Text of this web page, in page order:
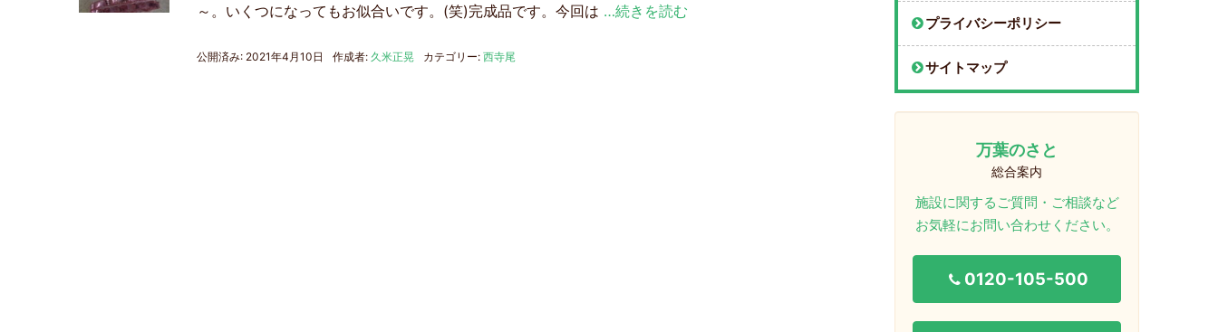
～。いくつになってもお似合いです。(笑)完成品です。今回は …続きを読む
公開済み: 2021年4月10日 作成者: 久米正晃 カテゴリー: 西寺尾
プライバシーポリシー
サイトマップ
万葉のさと
総合案内
施設に関するご質問・ご相談など
お気軽にお問い合わせください。
0120-105-500